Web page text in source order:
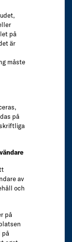
på
är
måste
på
av
och
på
på